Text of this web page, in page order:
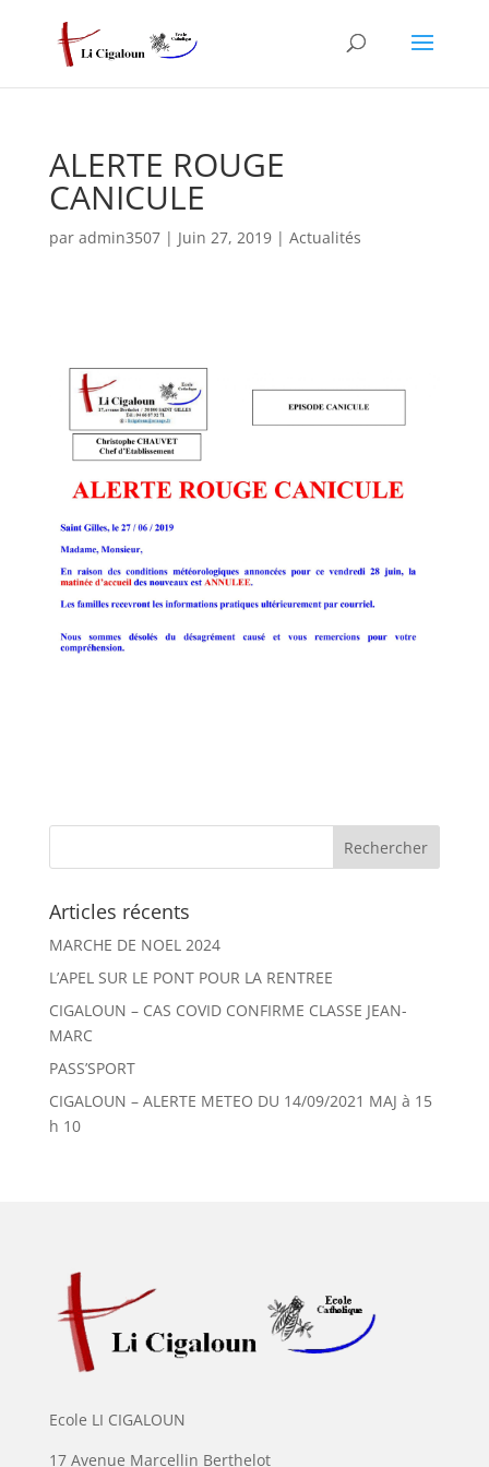
ALERTE ROUGE
CANICULE
par admin3507| Juin 27, 2019| Actualités
Articles récents
MARCHE DE NOEL 2024
L’APEL SUR LE PONT POUR LA RENTREE
CIGALOUN – CAS COVID CONFIRME CLASSE JEAN-
MARC
PASS’SPORT
CIGALOUN – ALERTE METEO DU 14/09/2021 MAJ à 15
h 10
Ecole LI CIGALOUN
17 Avenue Marcellin Berthelot